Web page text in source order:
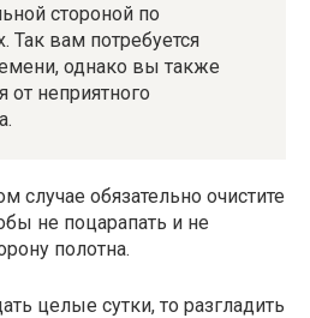
стороной по
Так вам потребуется
однако вы также
от неприятного
случае обязательно очистите
не поцарапать и не
полотна.
целые сутки, то разгладить